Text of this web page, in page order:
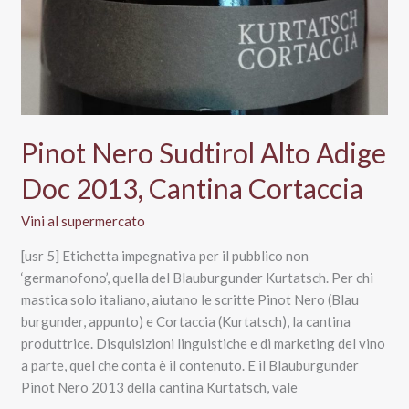
Pinot Nero Sudtirol Alto Adige
Doc 2013, Cantina Cortaccia
Vini al supermercato
[usr 5] Etichetta impegnativa per il pubblico non
‘germanofono’, quella del Blauburgunder Kurtatsch. Per chi
mastica solo italiano, aiutano le scritte Pinot Nero (Blau
burgunder, appunto) e Cortaccia (Kurtatsch), la cantina
produttrice. Disquisizioni linguistiche e di marketing del vino
a parte, quel che conta è il contenuto. E il Blauburgunder
Pinot Nero 2013 della cantina Kurtatsch, vale